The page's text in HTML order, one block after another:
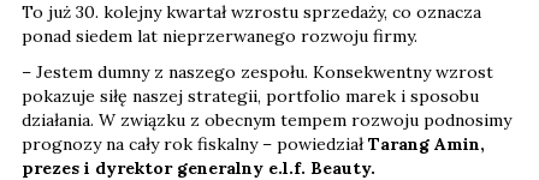
To już 30. kolejny kwartał wzrostu sprzedaży, co oznacza
ponad siedem lat nieprzerwanego rozwoju firmy.
– Jestem dumny z naszego zespołu. Konsekwentny wzrost
pokazuje siłę naszej strategii, portfolio marek i sposobu
działania. W związku z obecnym tempem rozwoju podnosimy
prognozy na cały rok fiskalny – powiedziałTarang Amin,
prezes i dyrektor generalny e.l.f. Beauty.